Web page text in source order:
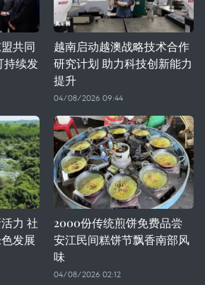
共同
持续发
越南启动越澳战略技术合作
研究计划 助力科技创新能力
提升
04/08/2026 09:44
力 社
发展
2000份传统煎饼免费品尝
安江民间糕饼节飘香南部风
味
04/08/2026 02:12